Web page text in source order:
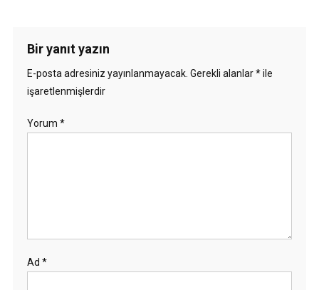
Bir yanıt yazın
E-posta adresiniz yayınlanmayacak. Gerekli alanlar*ile
işaretlenmişlerdir
Yorum *
Ad *